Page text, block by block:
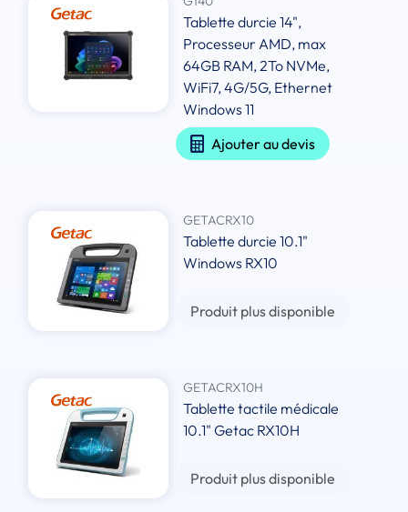
Tablette durcie 14",
Processeur AMD, max
64GB RAM, 2To NVMe,
WiFi7, 4G/5G, Ethernet
Windows 11
Ajouter au devis
GETACRX10
Tablette durcie 10.1"
Windows RX10
Produit plus disponible
GETACRX10H
Tablette tactile médicale
10.1" Getac RX10H
Produit plus disponible